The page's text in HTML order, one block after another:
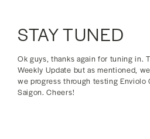
STAY TUNED
Ok guys, thanks again for tuning in.
Weekly Update but as mentioned,
we progress through testing Enviolo
Saigon. Cheers!